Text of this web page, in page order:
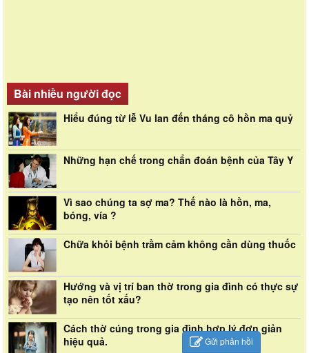
Bài nhiều người đọc
Hiểu đúng từ lễ Vu lan đến tháng cô hồn ma quỷ
Những hạn chế trong chẩn đoán bệnh của Tây Y
Vì sao chúng ta sợ ma? Thế nào là hồn, ma,
bóng, vía ?
Chữa khỏi bệnh trầm cảm không cần dùng thuốc
Hướng và vị trí ban thờ trong gia đình có thực sự
tạo nên tốt xấu?
Cách thờ cúng trong gia đình hợp lý đơn giản
hiệu quả.
Gửi phản hồi